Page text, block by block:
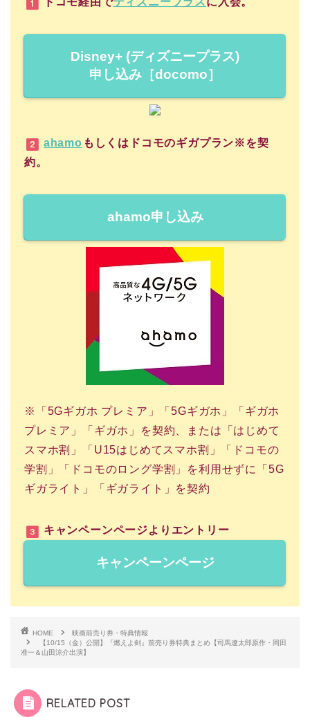
Disney+ (ディズニープラス)
申し込み［docomo］
ahamo もしくはドコモのギガプラン※を契
約。
ahamo申し込み
※「5Gギガホ プレミア」「5Gギガホ」「ギガホ
プレミア」「ギガホ」を契約、または「はじめて
スマホ割」「U15はじめてスマホ割」「ドコモの
学割」「ドコモのロング学割」を利用せずに「5G
ギガライト」「ギガライト」を契約
キャンペーンページよりエントリー
キャンペーンページ
HOME
映画前売り券・特典情報
【10/15（金）公開】『燃えよ剣』前売り券特典まとめ【司馬遼太郎原作・岡田
准一＆山田涼介出演】
RELATED POST